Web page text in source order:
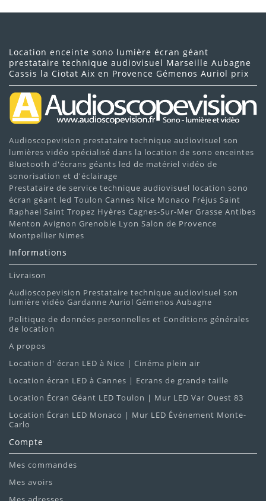
Location enceinte sono lumière écran géant
prestataire technique audiovisuel Marseille Aubagne
Cassis la Ciotat Aix en Provence Gémenos Auriol prix
Audioscopevision prestataire technique audiovisuel son
lumières vidéo spécialisé dans la location de sono enceintes
Bluetooth d'écrans géants led de matériel vidéo de
sonorisation et d'éclairage
Prestataire de service technique audiovisuel location sono
écran géant led Toulon Cannes Nice Monaco Fréjus Saint
Raphael Saint Tropez Hyères Cagnes-Sur-Mer Grasse Antibes
Menton Avignon Grenoble Lyon Salon de Provence
Montpellier Nimes
Informations
Livraison
Audioscopevision Prestataire technique audiovisuel son
lumière vidéo Gardanne Auriol Gémenos Aubagne
Politique de données personnelles et Conditions générales
de location
A propos
Location d' écran LED à Nice | Cinéma plein air
Location écran LED à Cannes | Ecrans de grande taille
Location Écran Géant LED Toulon | Mur LED Var Ouest 83
Location Écran LED Monaco | Mur LED Événement Monte-
Carlo
Compte
Mes commandes
Mes avoirs